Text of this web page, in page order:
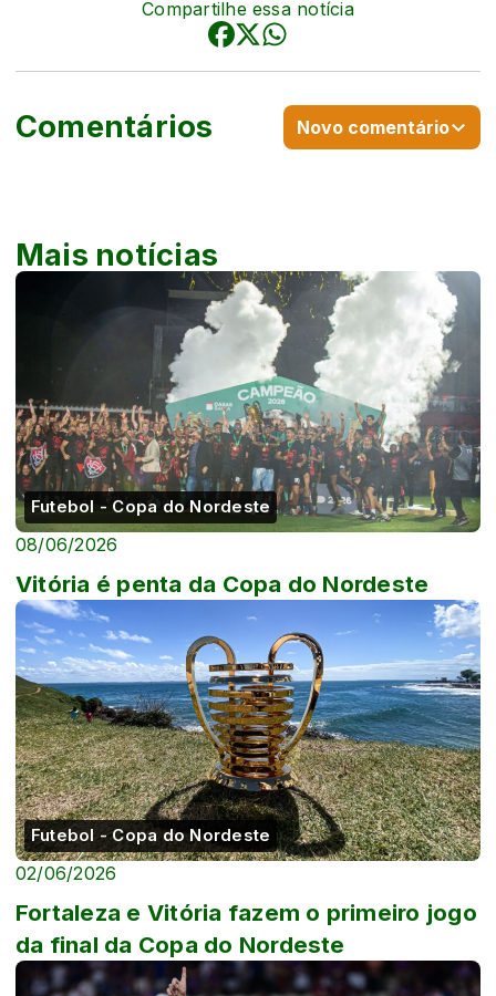
Compartilhe essa notícia
Comentários Novo comentário
Mais notícias
Futebol - Copa do Nordeste
08/06/2026
Vitória é penta da Copa do Nordeste
Futebol - Copa do Nordeste
02/06/2026
Fortaleza e Vitória fazem o primeiro jogo
da final da Copa do Nordeste